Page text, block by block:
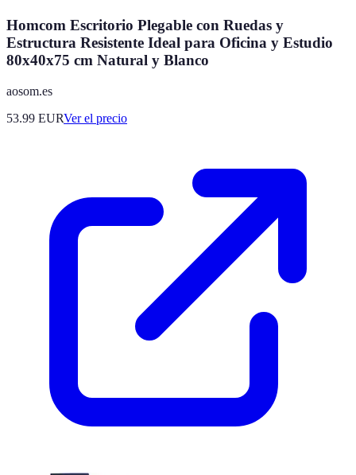
Homcom Escritorio Plegable con Ruedas y
Estructura Resistente Ideal para Oficina y Estudio
80x40x75 cm Natural y Blanco
aosom.es
53.99 EURVer el precio